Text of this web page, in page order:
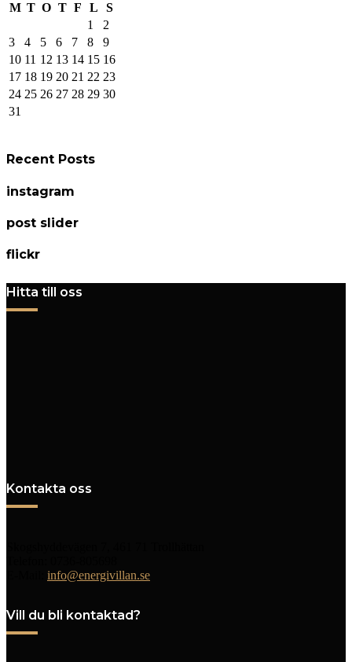
M T O T F L
S
1
2
3
4 5 6 7 8
9
10 11 12 13 14 15 16
17 18 19 20 21 22 23
24 25 26 27 28 29 30
31
Recent Posts
instagram
post slider
flickr
Hitta till oss
Kontakta oss
info@energivillan.se
Vill du bli kontaktad?